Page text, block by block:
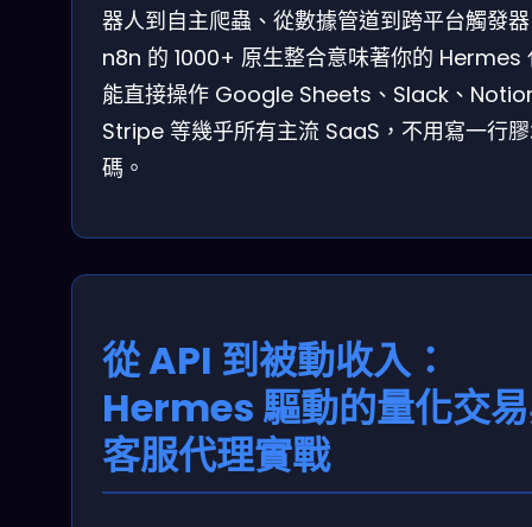
器人到自主爬蟲、從數據管道到跨平台觸發
n8n 的 1000+ 原生整合意味著你的 Hermes
能直接操作 Google Sheets、Slack、
Stripe 等幾乎所有主流 SaaS，不用寫一行
碼。
從 API 到被動收入：
Hermes 驅動的量化交
客服代理實戰